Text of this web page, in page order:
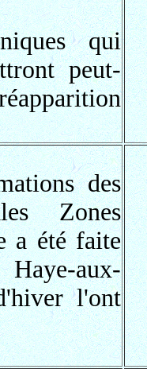
qui
peut-
des
Zones
a été faite
aux-
l'ont